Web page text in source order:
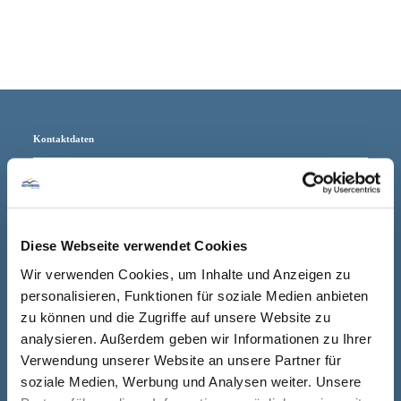
Diese Webseite verwendet Cookies
Wir verwenden Cookies, um Inhalte und Anzeigen zu
personalisieren, Funktionen für soziale Medien anbieten
zu können und die Zugriffe auf unsere Website zu
analysieren. Außerdem geben wir Informationen zu Ihrer
Verwendung unserer Website an unsere Partner für
soziale Medien, Werbung und Analysen weiter. Unsere
Kontaktdaten
Adresse
Mengedoth
Gartenstraße 9
83242 Reit im Winkl
Telefon
+49 8640 797012
Internet
https://buchhandlung-s
tifel.buchhandlung.de/s